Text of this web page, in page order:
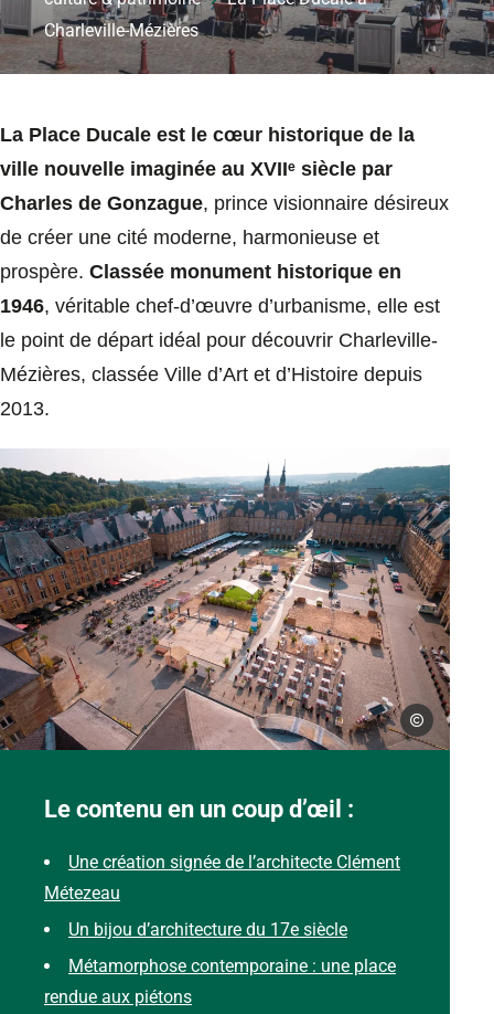
Charleville-Mézières
La Place Ducale est le cœur historique de la
ville nouvelle imaginée au XVIIᵉ siècle par
Charles de Gonzague, prince visionnaire désireux
de créer une cité moderne, harmonieuse et
prospère. Classée monument historique en
1946, véritable chef-d’œuvre d’urbanisme, elle est
le point de départ idéal pour découvrir Charleville-
Mézières, classée Ville d’Art et d’Histoire depuis
2013.
Vue de la place Ducale depuis le beffroi à Charleville-Mézières dans
@lescoflocs
Le contenu en un coup d’œil :
Une création signée de l’architecte Clément
Métezeau
Un bijou d’architecture du 17e siècle
Métamorphose contemporaine : une place
rendue aux piétons